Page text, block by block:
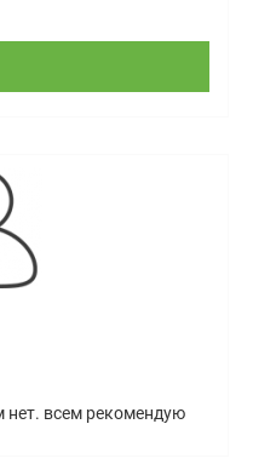
нет. всем рекомендую